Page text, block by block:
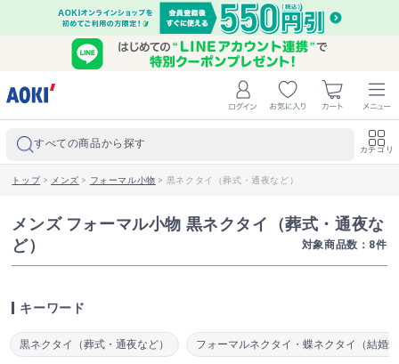
すべての商品から探す カテゴリ
トップ> メンズ > フォーマル小物 > 黒ネクタイ（葬式・通夜など）
メンズ フォーマル小物 黒ネクタイ（葬式・通夜な
ど）
対象商品数： 8件
キーワード
黒ネクタイ（葬式・通夜など） フォーマルネクタイ・蝶ネクタイ（結婚